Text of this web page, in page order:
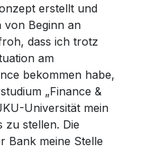
erstellt und
von Beginn an
dass ich trotz
am
bekommen habe,
„Finance &
Universität mein
zu stellen. Die
Bank meine Stelle